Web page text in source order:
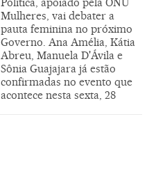
Mulheres, vai debater a
pauta feminina no próximo
Governo. Ana Amélia, Kátia
Abreu, Manuela D'Ávila e
Sônia Guajajara já estão
confirmadas no evento que
acontece nesta sexta, 28